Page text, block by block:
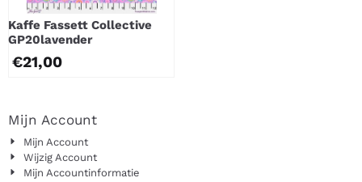
Kaffe Fassett Collective
GP20lavender
€21,00
Mijn Account
Mijn Account
Wijzig Account
Mijn Accountinformatie